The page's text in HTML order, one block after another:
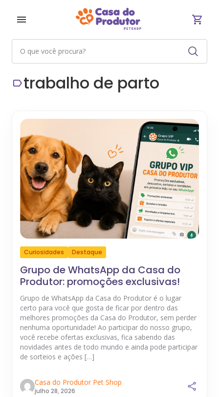
trabalho de parto
Curiosidades Destaque
Grupo de WhatsApp da Casa do
Produtor: promoções exclusivas!
Grupo de WhatsApp da Casa do Produtor é o lugar
certo para você que gosta de ficar por dentro das
melhores promoções da Casa do Produtor, sem perder
nenhuma oportunidade! Ao participar do nosso grupo,
você recebe ofertas exclusivas, fica sabendo das
novidades antes de todo mundo e ainda pode participar
de sorteios e ações […]
Casa do Produtor Pet Shop
julho 28, 2026